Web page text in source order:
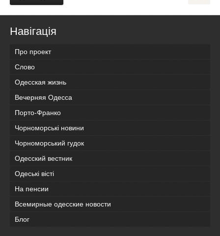
Навігація
Про проект
Слово
Одесская жизнь
Вечерняя Одесса
Порто-Франко
Чорноморські новини
Чорноморський гудок
Одесский вестник
Одеськi вiстi
На пенсии
Всемирные одесские новости
Блог